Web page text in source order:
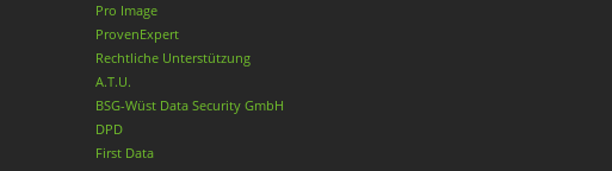
Pro Image
ProvenExpert
Rechtliche Unterstützung
A.T.U.
BSG-Wüst Data Security GmbH
DPD
First Data